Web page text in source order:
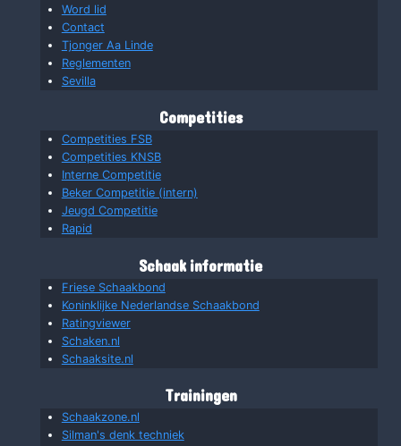
Word lid
Contact
Tjonger Aa Linde
Reglementen
Sevilla
Competities
Competities FSB
Competities KNSB
Interne Competitie
Beker Competitie (intern)
Jeugd Competitie
Rapid
Schaak informatie
Friese Schaakbond
Koninklijke Nederlandse Schaakbond
Ratingviewer
Schaken.nl
Schaaksite.nl
Trainingen
Schaakzone.nl
Silman's denk techniek